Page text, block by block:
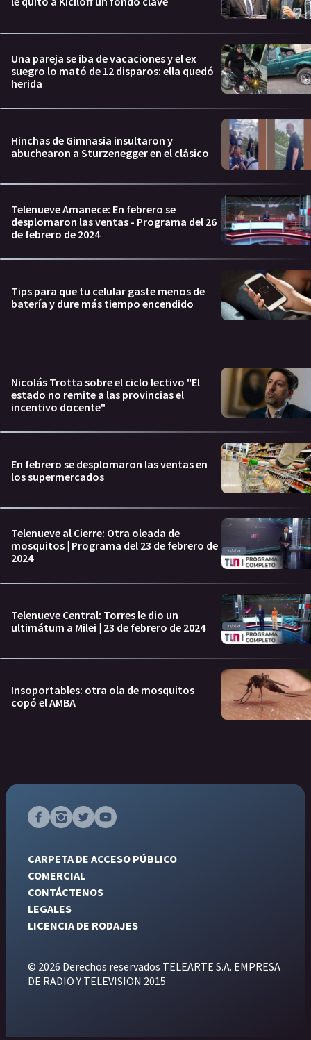
Una pareja se iba de vacaciones y el ex
suegro lo mató de 12 disparos: ella quedó
herida
Hinchas de Gimnasia insultaron y
abuchearon a Sturzenegger en el clásico
Telenueve Amanece: En febrero se
desplomaron las ventas - Programa del 26
de febrero de 2024
Tips para que tu celular gaste menos de
batería y dure más tiempo encendido
Nicolás Trotta sobre el ciclo lectivo "El
estado no remite a las provincias el
incentivo docente"
En febrero se desplomaron las ventas en
los supermercados
Telenueve al Cierre: Otra oleada de
mosquitos | Programa del 23 de febrero de
2024
Telenueve Central: Torres le dio un
ultimátum a Milei | 23 de febrero de 2024
Insoportables: otra ola de mosquitos
copó el AMBA
CARPETA DE ACCESO PÚBLICO
COMERCIAL
CONTÁCTENOS
LEGALES
LICENCIA DE RODAJES
© 2026 Derechos reservados TELEARTE S.A. EMPRESA
DE RADIO Y TELEVISION 2015